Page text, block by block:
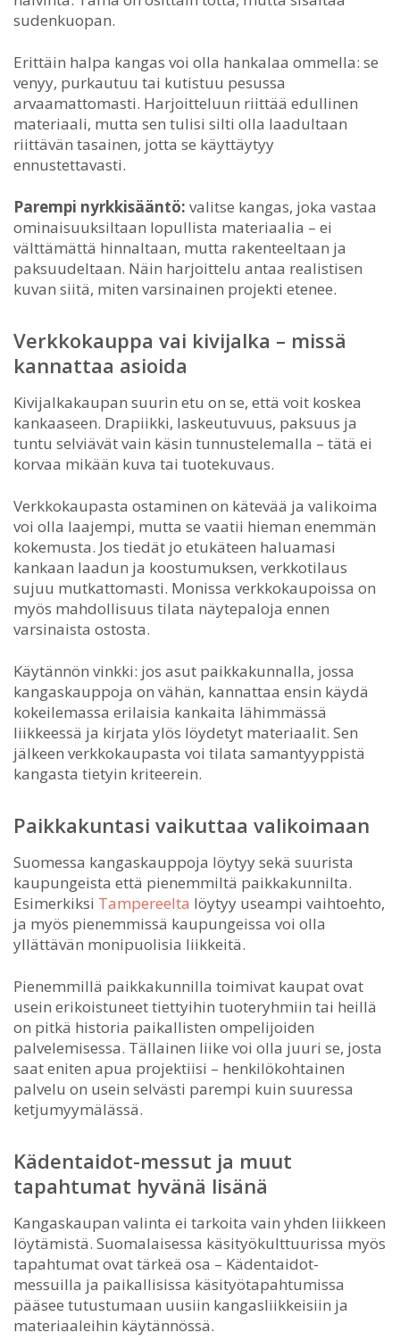
sudenkuopan.
Erittäin halpa kangas voi olla hankalaa ommella: se
venyy, purkautuu tai kutistuu pesussa
arvaamattomasti. Harjoitteluun riittää edullinen
materiaali, mutta sen tulisi silti olla laadultaan
riittävän tasainen, jotta se käyttäytyy
ennustettavasti.
Parempi nyrkkisääntö: valitse kangas, joka vastaa
ominaisuuksiltaan lopullista materiaalia – ei
välttämättä hinnaltaan, mutta rakenteeltaan ja
paksuudeltaan. Näin harjoittelu antaa realistisen
kuvan siitä, miten varsinainen projekti etenee.
Verkkokauppa vai kivijalka – missä
kannattaa asioida
Kivijalkakaupan suurin etu on se, että voit koskea
kankaaseen. Drapiikki, laskeutuvuus, paksuus ja
tuntu selviävät vain käsin tunnustelemalla – tätä ei
korvaa mikään kuva tai tuotekuvaus.
Verkkokaupasta ostaminen on kätevää ja valikoima
voi olla laajempi, mutta se vaatii hieman enemmän
kokemusta. Jos tiedät jo etukäteen haluamasi
kankaan laadun ja koostumuksen, verkkotilaus
sujuu mutkattomasti. Monissa verkkokaupoissa on
myös mahdollisuus tilata näytepaloja ennen
varsinaista ostosta.
Käytännön vinkki: jos asut paikkakunnalla, jossa
kangaskauppoja on vähän, kannattaa ensin käydä
kokeilemassa erilaisia kankaita lähimmässä
liikkeessä ja kirjata ylös löydetyt materiaalit. Sen
jälkeen verkkokaupasta voi tilata samantyyppistä
kangasta tietyin kriteerein.
Paikkakuntasi vaikuttaa valikoimaan
Suomessa kangaskauppoja löytyy sekä suurista
kaupungeista että pienemmiltä paikkakunnilta.
Esimerkiksi Tampereelta löytyy useampi vaihtoehto,
ja myös pienemmissä kaupungeissa voi olla
yllättävän monipuolisia liikkeitä.
Pienemmillä paikkakunnilla toimivat kaupat ovat
usein erikoistuneet tiettyihin tuoteryhmiin tai heillä
on pitkä historia paikallisten ompelijoiden
palvelemisessa. Tällainen liike voi olla juuri se, josta
saat eniten apua projektiisi – henkilökohtainen
palvelu on usein selvästi parempi kuin suuressa
ketjumyymälässä.
Kädentaidot-messut ja muut
tapahtumat hyvänä lisänä
Kangaskaupan valinta ei tarkoita vain yhden liikkeen
löytämistä. Suomalaisessa käsityökulttuurissa myös
tapahtumat ovat tärkeä osa – Kädentaidot-
messuilla ja paikallisissa käsityötapahtumissa
pääsee tutustumaan uusiin kangasliikkeisiin ja
materiaaleihin käytännössä.